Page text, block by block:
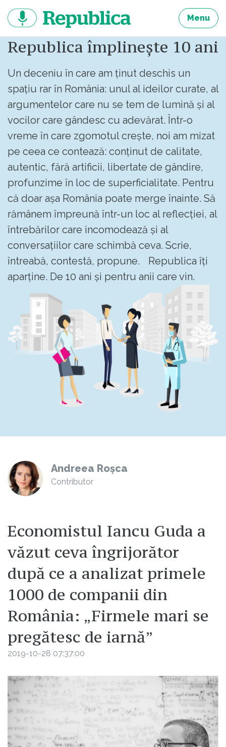
continut
Menu
Republica împlinește 10 ani
Un deceniu în care am ținut deschis un
spațiu rar în România: unul al ideilor curate, al
argumentelor care nu se tem de lumină și al
vocilor care gândesc cu adevărat. Într-o
vreme în care zgomotul crește, noi am mizat
pe ceea ce contează: conținut de calitate,
autentic, fără artificii, libertate de gândire,
profunzime în loc de superficialitate. Pentru
că doar așa România poate merge înainte. Să
rămânem împreună într-un loc al reflecției, al
întrebărilor care incomodează și al
conversațiilor care schimbă ceva. Scrie,
întreabă, contestă, propune. Republica îți
aparține. De 10 ani și pentru anii care vin.
Andreea Roșca
Contributor
Economistul Iancu Guda a
văzut ceva îngrijorător
după ce a analizat primele
1000 de companii din
România: „Firmele mari se
pregătesc de iarnă”
2019-10-28 07:37:00